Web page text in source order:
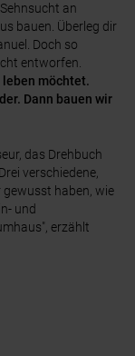
an
bauen. Überleg dir
Doch so
entworfen.
leben möchtet.
Dann bauen wir
das Drehbuch
verschiedene,
gewusst haben, wie
und
erzählt